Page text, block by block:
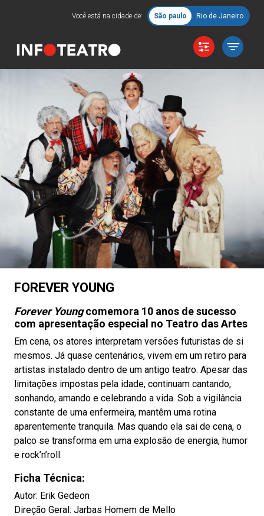
Você está na cidade de: São paulo Rio de Janeiro
FOREVER YOUNG
Forever Youngcomemora 10 anos de sucesso
com apresentação especial no Teatro das Artes
Em cena, os atores interpretam versões futuristas de si
mesmos. Já quase centenários, vivem em um retiro para
artistas instalado dentro de um antigo teatro. Apesar das
limitações impostas pela idade, continuam cantando,
sonhando, amando e celebrando a vida. Sob a vigilância
constante de uma enfermeira, mantêm uma rotina
aparentemente tranquila. Mas quando ela sai de cena, o
palco se transforma em uma explosão de energia, humor
e rock’n’roll.
Ficha Técnica:
Autor: Erik Gedeon
Direção Geral: Jarbas Homem de Mello